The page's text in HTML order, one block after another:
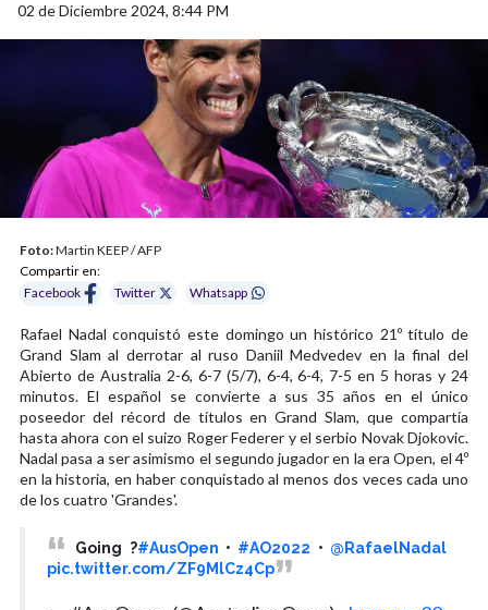
02 de Diciembre 2024, 8:44 PM
Foto:Martin KEEP / AFP
Compartir en:
Facebook
Twitter Whatsapp
Rafael Nadal conquistó este domingo un histórico 21º título de
Grand Slam al derrotar al ruso Daniil Medvedev en la final del
Abierto de Australia 2-6, 6-7 (5/7), 6-4, 6-4, 7-5 en 5 horas y 24
minutos. El español se convierte a sus 35 años en el único
poseedor del récord de títulos en Grand Slam, que compartía
hasta ahora con el suizo Roger Federer y el serbio Novak Djokovic.
Nadal pasa a ser asimismo el segundo jugador en la era Open, el 4º
en la historia, en haber conquistado al menos dos veces cada uno
de los cuatro 'Grandes'.
Going ?#AusOpen • #AO2022 • @RafaelNadal
pic.twitter.com/ZF9MlCz4Cp